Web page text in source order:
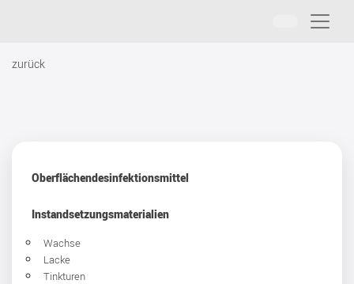
zurück
Oberflächendesinfektionsmittel
Instandsetzungsmaterialien
Wachse
Lacke
Tinkturen